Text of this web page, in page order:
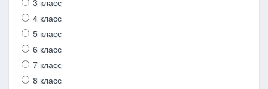
3 класс
4 класс
5 класс
6 класс
7 класс
8 класс